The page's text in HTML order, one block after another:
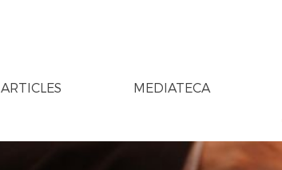
ARTICLES MEDIATECA